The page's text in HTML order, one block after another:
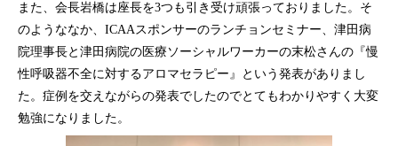
また、会長岩橋は座長を3つも引き受け頑張っておりました。そ
のようななか、ICAAスポンサーのランチョンセミナー、津田病
院理事長と津田病院の医療ソーシャルワーカーの末松さんの『慢
性呼吸器不全に対するアロマセラピー』という発表がありまし
た。症例を交えながらの発表でしたのでとてもわかりやすく大変
勉強になりました。